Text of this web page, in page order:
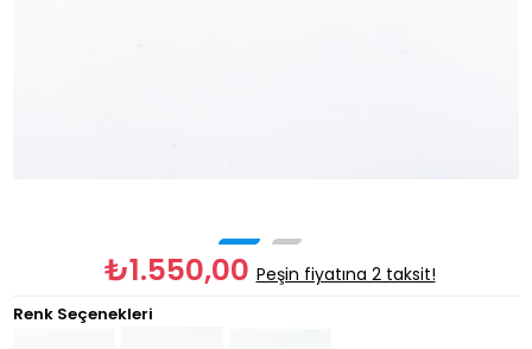
₺1.550,00 Peşin fiyatına 2 taksit!
Renk Seçenekleri